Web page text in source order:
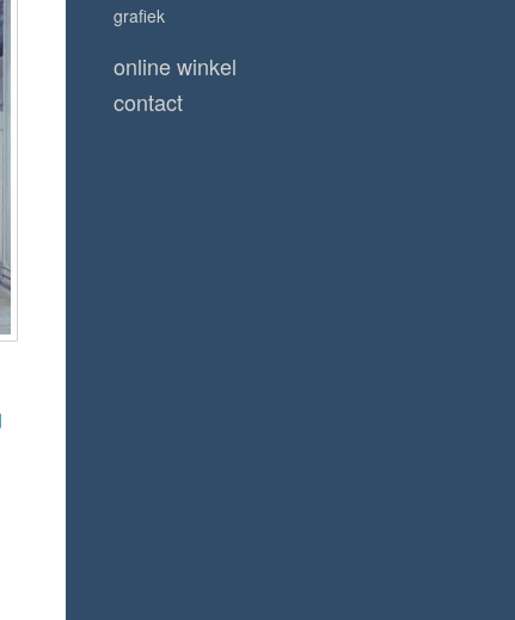
grafiek
online winkel
contact